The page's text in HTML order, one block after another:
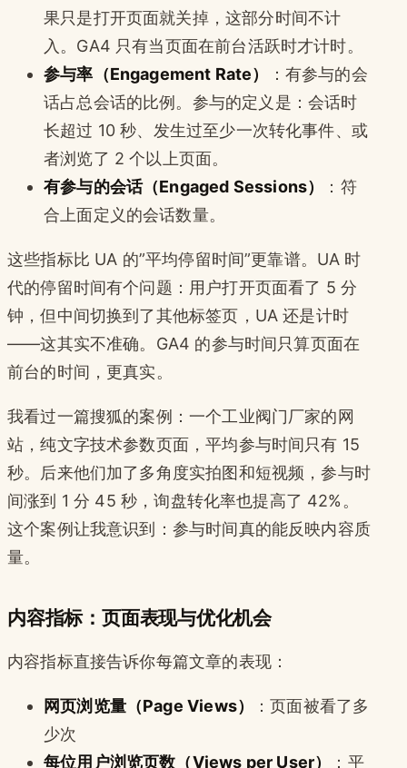
果只是打开页面就关掉，这部分时间不计
入。GA4 只有当页面在前台活跃时才计时。
参与率（Engagement Rate）
：有参与的会
话占总会话的比例。参与的定义是：会话时
长超过 10 秒、发生过至少一次转化事件、或
者浏览了 2 个以上页面。
有参与的会话（Engaged Sessions）
：符
合上面定义的会话数量。
这些指标比 UA 的”平均停留时间”更靠谱。UA 时
代的停留时间有个问题：用户打开页面看了 5 分
钟，但中间切换到了其他标签页，UA 还是计时
——这其实不准确。GA4 的参与时间只算页面在
前台的时间，更真实。
我看过一篇搜狐的案例：一个工业阀门厂家的网
站，纯文字技术参数页面，平均参与时间只有 15
秒。后来他们加了多角度实拍图和短视频，参与时
间涨到 1 分 45 秒，询盘转化率也提高了 42%。
这个案例让我意识到：参与时间真的能反映内容质
量。
内容指标：页面表现与优化机会
内容指标直接告诉你每篇文章的表现：
网页浏览量（Page Views）
：页面被看了多
少次
每位用户浏览页数（Views per User）
：平